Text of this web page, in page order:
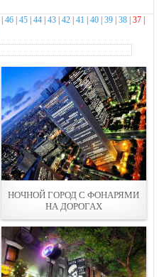
46 45 44 43 42 41 40 39 38 37 |
НОЧНОЙ ГОРОД С ФОНАРЯМИ
НА ДОРОГАХ